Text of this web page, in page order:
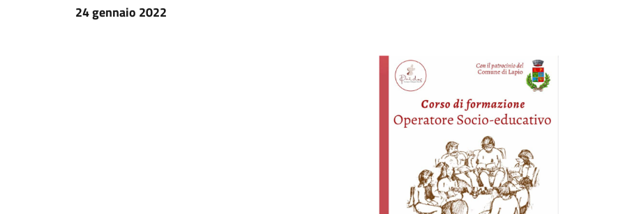
24 gennaio 2022